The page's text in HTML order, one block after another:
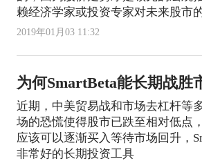
赖经济学家或投资专家对未来股市
2019年01月03 11:32
为何SmartBeta能长期战胜
近期，中美贸易战和市场去杠杆等
场的恐慌使得股市已跌至相对低点
应该可以逐渐买入等待市场回升，
非常好的长期投资工具